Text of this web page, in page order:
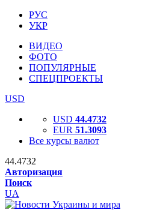
РУС
УКР
ВИДЕО
ФОТО
ПОПУЛЯРНЫЕ
СПЕЦПРОЕКТЫ
USD
USD 44.4732
EUR 51.3093
Все курсы валют
44.4732
Авторизация
Поиск
UA